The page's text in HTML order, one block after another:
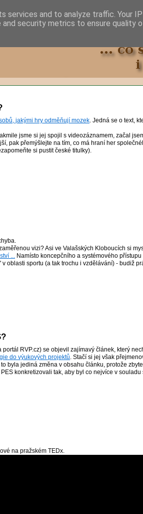
jakými hry odměňují mozek . Jedná se o text,
jsme si jej spojil s videozáznamem, začal
pak přemýšlejte na tím, co má hraní her
si pustit české titulky).
vizi? Asi ve Valašských Kloboucích si
...
Namísto koncepčního a systémového
oblasti sportu (a tak trochu i vzdělávání) - budiž
RVP.cz) se objevil zajímavý článek, který
do výukových projektů . Stačí si jej však
to byla jediná změna v obsahu článku, protože
konkretizovali tak, aby byl co nejvíce v souladu
na pražském TEDx.
services and to analyze traffic. Your
security metrics to ensure quality